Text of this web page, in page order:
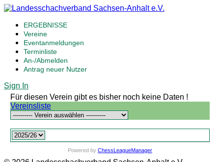
ERGEBNISSE
Vereine
Eventanmeldungen
Terminliste
An-/Abmelden
Antrag neuer Nutzer
Sign In
Für diesen Verein gibt es bisher noch keine Daten !
Vereinsliste
Powered by ChessLeagueManager